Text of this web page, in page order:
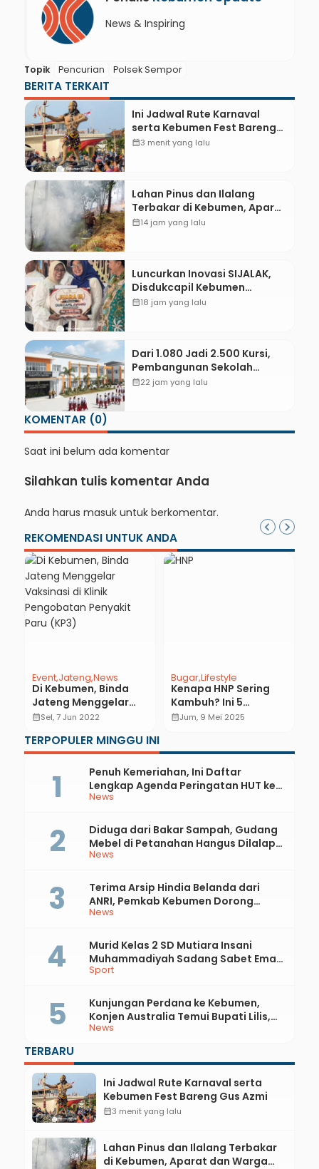
News & Inspiring
Topik Pencurian Polsek Sempor
BERITA TERKAIT
Ini Jadwal Rute Karnaval
serta Kebumen Fest Bareng
Gus Azmi
calendar_month3 menit yang lalu
Lahan Pinus dan Ilalang
Terbakar di Kebumen, Aparat
dan Warga Padamkan Api
calendar_month14 jam yang lalu
Luncurkan Inovasi SIJALAK,
Disdukcapil Kebumen
Perkuat Jejaring Literasi
calendar_month18 jam yang lalu
Dari 1.080 Jadi 2.500 Kursi,
Pembangunan Sekolah
Rakyat Kebumen Ditargetkan
calendar_month22 jam yang lalu
KOMENTAR (0)
Saat ini belum ada komentar
Silahkan tulis komentar Anda
Anda harus masuk untuk berkomentar.
REKOMENDASI UNTUK ANDA
Event Jateng News
Di Kebumen, Binda
Jateng Menggelar
Vaksinasi di Klinik
Paru (KP3)
calendar_monthSel, 7 Jun 2022
BugarLifestyle
Kenapa HNP Sering
Kambuh? Ini 5
Kesalahan yang
calendar_monthJum, 9 Mei 2025
TERPOPULER MINGGU INI
News
Penuh Kemeriahan, Ini Daftar
Lengkap Agenda Peringatan HUT ke-
81 RI dan Hari Jadi ke-397 Kabupaten
News
Diduga dari Bakar Sampah, Gudang
Mebel di Petanahan Hangus Dilalap
Api
News
Terima Arsip Hindia Belanda dari
ANRI, Pemkab Kebumen Dorong
Integrasi Sejarah, Geopark, dan
Sport
Murid Kelas 2 SD Mutiara Insani
Muhammadiyah Sadang Sabet Emas
dan Perak di Kejurda Tapak Suci
News
Kunjungan Perdana ke Kebumen,
Konjen Australia Temui Bupati Lilis,
Ini yang Dibahas
TERBARU
Ini Jadwal Rute Karnaval serta
Kebumen Fest Bareng Gus Azmi
calendar_month3 menit yang lalu
Lahan Pinus dan Ilalang Terbakar
di Kebumen, Aparat dan Warga